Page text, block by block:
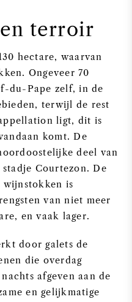
terroir
hectare, waarvan
Ongeveer 70
du-Pape zelf, in de
terwijl de rest
ligt, dit is
komt. De
deel van
Courtezon. De
wijnstokken is
van niet meer
en vaak lager.
door galets de
die overdag
afgeven aan de
en gelijkmatige